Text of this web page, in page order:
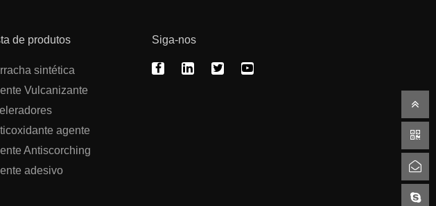
de produtos
sintética
Vulcanizante
agente
Antiscorching
adesivo
Siga-nos